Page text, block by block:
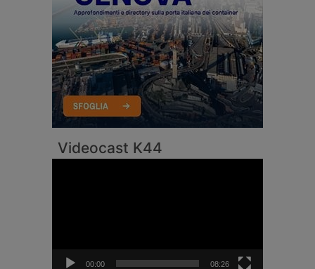
Videocast K44
00:00 08:26